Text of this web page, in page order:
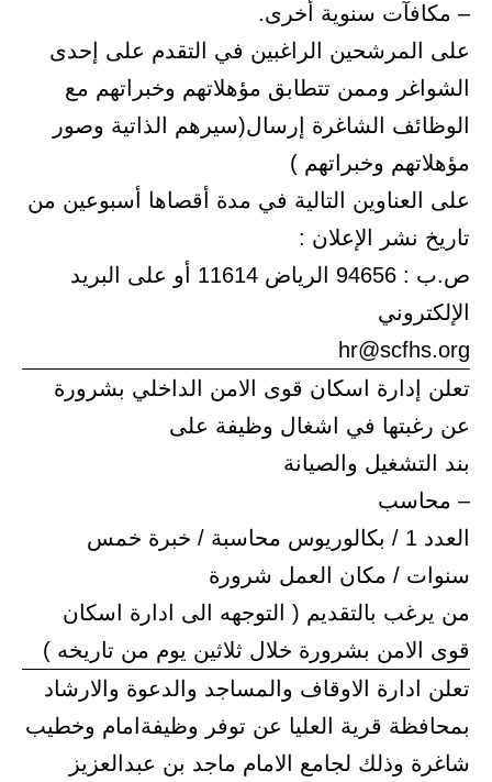
– مكافآت سنوية أخرى.
على المرشحين الراغبين في التقدم على إحدى
الشواغر وممن تتطابق مؤهلاتهم وخبراتهم مع
الوظائف الشاغرة إرسال(سيرهم الذاتية وصور
مؤهلاتهم وخبراتهم )
على العناوين التالية في مدة أقصاها أسبوعين من
تاريخ نشر الإعلان :
ص.ب : 94656 الرياض 11614 أو على البريد
الإلكتروني
hr@scfhs.org
تعلن إدارة اسكان قوى الامن الداخلي بشرورة
عن رغبتها في اشغال وظيفة على
بند التشغيل والصيانة
– محاسب
العدد 1 / بكالوريوس محاسبة / خبرة خمس
سنوات / مكان العمل شرورة
من يرغب بالتقديم ( التوجهه الى ادارة اسكان
قوى الامن بشرورة خلال ثلاثين يوم من تاريخه )
تعلن ادارة الاوقاف والمساجد والدعوة والارشاد
بمحافظة قرية العليا عن توفر وظيفةامام وخطيب
شاغرة وذلك لجامع الامام ماجد بن عبدالعزيز